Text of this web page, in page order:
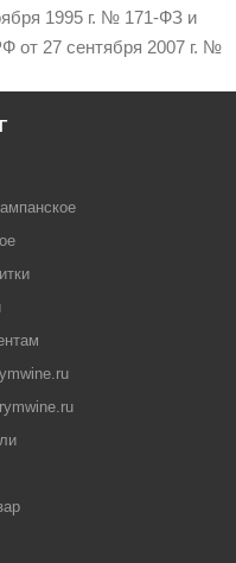
1995 г. № 171-ФЗ и
от 27 сентября 2007 г. №